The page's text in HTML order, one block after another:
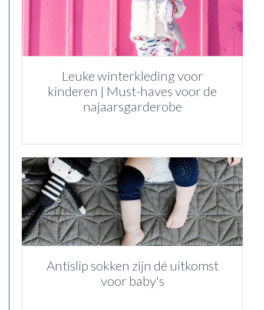
Leuke winterkleding voor
kinderen | Must-haves voor de
najaarsgarderobe
Antislip sokken zijn dé uitkomst
voor baby's